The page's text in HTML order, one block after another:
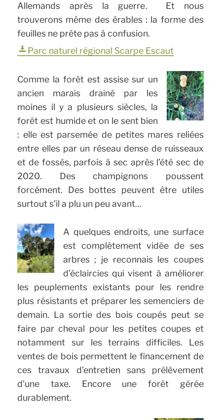
Allemands après la guerre. Et nous
trouverons même des érables : la forme des
feuilles ne prête pas à confusion.
Parc naturel régional Scarpe Escaut
Comme la forêt est assise sur un
ancien marais drainé par les
moines il y a plusieurs siècles, la
forêt est humide et on le sent bien
: elle est parsemée de petites mares reliées
entre elles par un réseau dense de ruisseaux
et de fossés, parfois à sec après l’été sec de
2020. Des champignons poussent
forcément. Des bottes peuvent être utiles
surtout s’il a plu un peu avant…
A quelques endroits, une surface
est complètement vidée de ses
arbres ; je reconnais les coupes
d’éclaircies qui visent à améliorer
les peuplements existants pour les rendre
plus résistants et préparer les semenciers de
demain. La sortie des bois coupés peut se
faire par cheval pour les petites coupes et
notamment sur les terrains difficiles. Les
ventes de bois permettent le financement de
ces travaux d’entretien sans prélèvement
d’une taxe. Encore une forêt gérée
durablement.